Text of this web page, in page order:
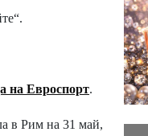
на Евроспорт.
в Рим на 31 май,